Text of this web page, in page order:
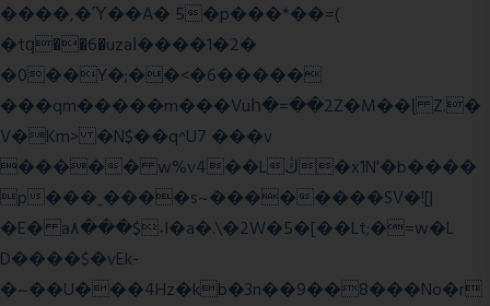
����,�Ύ��A� 5�p���*��=(
�tԛ��6�uzaІ����1�2�
�0��Y�;��<�6�����
���qm�����m���Vuհ�=��2Z�M��ɭ Z.�
V�Km> �N$��q^U7 ���v
����� w%v4��Lڭ�x1N'�b����
p���˿����s~��������SV�![|
�E� a٨���$˖I�a�.\�2W�5�[��Lt;�=w�L
D����$�vEk-
�~��U���4Hz�kb�3n��9��8���No�r